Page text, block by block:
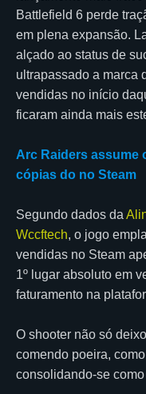
Battlefield 6 perde
em plena expansão.
alçado ao status de
ultrapassado a marca
vendidas no início
ficaram ainda mais
Arc Raiders assume
cópias do no Steam
Segundo dados da
Wccftech, o jogo
vendidas no Steam
1º lugar absoluto em
faturamento na
O shooter não só
comendo poeira,
consolidando-se